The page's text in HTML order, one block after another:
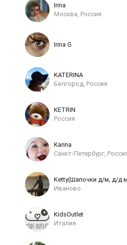
Irina
Москва, Россия
Irina G
KATERINA
Белгород, Россия
KETRIN
Россия
Karina
Санкт-Петербург,
Ketty(Шапочки д/м, д/д
Иваново
KidsOutlet
Италия